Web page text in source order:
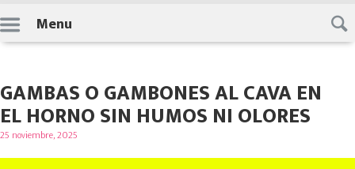
Skip
to
content
Menu
GAMBAS O GAMBONES AL CAVA EN
EL HORNO SIN HUMOS NI OLORES
Posted
25 noviembre, 2025